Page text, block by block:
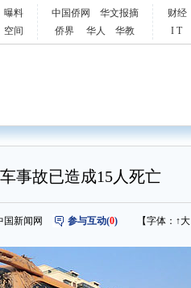
曝料
空间
中国侨网
华文报摘
侨界
华人 华教
财经
I T
事故已造成15人死亡
国新闻网 参与互动(0) 【字体： ↑大